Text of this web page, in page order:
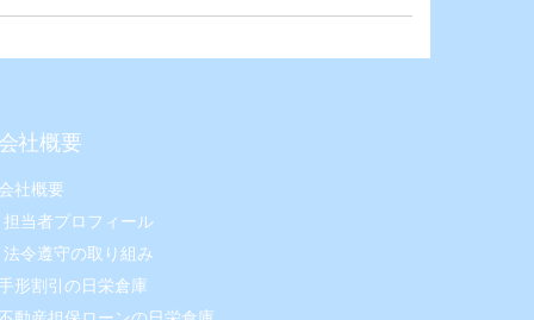
会社概要
社概要
担当者プロフィール
法令遵守の取り組み
形割引の日栄倉庫